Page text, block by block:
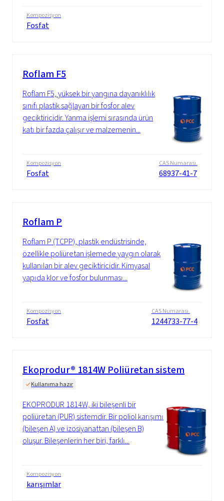
Kompozisyon
Fosfat
Roflam F5
Roflam F5, yüksek bir yangına dayanıklılık
sınıfı plastik sağlayan bir fosfor alev
geciktiricidir. Yanma işlemi sırasında ürün
katı bir fazda çalışır ve malzemenin...
Kompozisyon
Fosfat
CAS Numarası.
68937-41-7
Roflam P
Roflam P (TCPP), plastik endüstrisinde,
özellikle poliüretan işlemede yaygın olarak
kullanılan bir alev geciktiricidir. Kimyasal
yapıda klor ve fosfor bulunması...
Kompozisyon
Fosfat
CAS Numarası.
1244733-77-4
Ekoprodur® 1814W Poliüretan sistem
Kullanıma hazır
EKOPRODUR 1814W, iki bileşenli bir
poliüretan (PUR) sistemdir. Bir poliol karışımı
(bileşen A) ve izosiyanattan (bileşen B)
oluşur. Bileşenlerin her biri, farklı...
Kompozisyon
karışımlar